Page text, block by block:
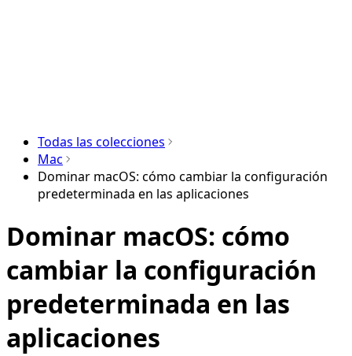
Todas las colecciones
Mac
Dominar macOS: cómo cambiar la configuración
predeterminada en las aplicaciones
Dominar macOS: cómo
cambiar la configuración
predeterminada en las
aplicaciones